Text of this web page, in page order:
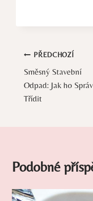
Navigace
pro
příspěvek
PŘEDCHOZÍ
Směsný Stavební
Odpad: Jak ho
Třídit
Podobné